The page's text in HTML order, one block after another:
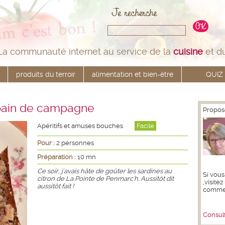
communauté internet au service de la cuisine et
produits du terroir alimentation et bien-être QUIZ
de campagne
Apéritifs et amuses bouches Facile
Pour : 2 personnes
Préparation : 10 mn
Ce soir, j'avais hâte de goûter les sardines au
citron de La Pointe de Penmarc'h. Aussitôt dit
aussitôt fait !
Si